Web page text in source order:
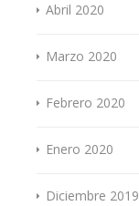
Abril 2020
Marzo 2020
Febrero 2020
Enero 2020
Diciembre 2019